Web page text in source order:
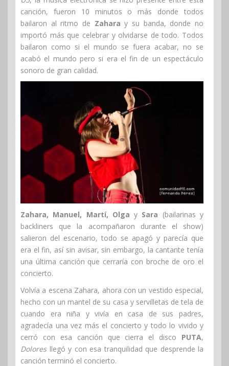
canción, fueron 10 minutos o más donde todos
bailaron al ritmo de Zahara y su banda, donde no
importó más que celebrar y olvidarse de todo. Todos
bailaron como si el mundo se fuera acabar, no se
acabó el mundo pero si era el fin de un espectáculo
sonoro de gran calidad.
Zahara, Manuel, Martí, Olga y Sara (bailarinas y
backliners que la acompañaron durante el show)
salieron del escenario, todo se apagó y parecía que
era el fin, así sin avisar, sin embargo, la cantante tenía
una última canción que cerraría con broche de oro el
concierto.
Volvía a escena Zahara, ahora con un vestido especial,
hecho con un mantel de su casa y servilletas de tela de
cuando era niña y vivía en casa de sus padres,
agradecía una vez más el concierto y todo lo vivido y
cerró con esa canción que cierra el disco PUTA,
Doloresllegó y con esa tranquilidad que desprende la
canción terminó el concierto.